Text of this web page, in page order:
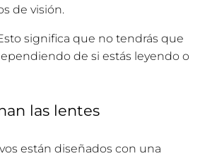
de visión.
significa que no tendrás que
de si estás leyendo o
las lentes
están diseñados con una